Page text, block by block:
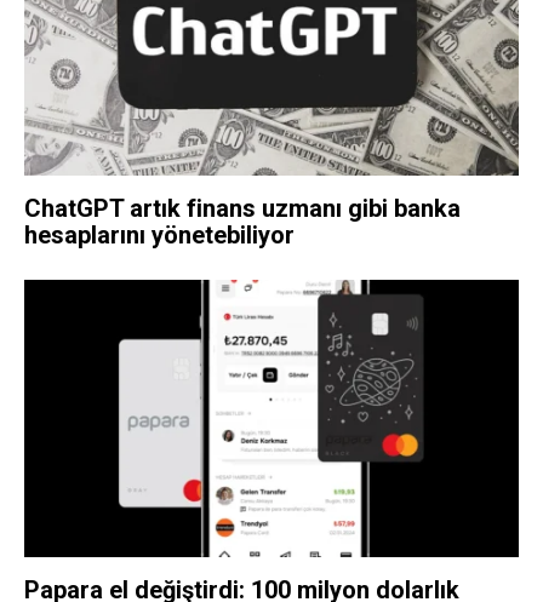
ChatGPT artık finans uzmanı gibi banka
hesaplarını yönetebiliyor
Papara el değiştirdi: 100 milyon dolarlık